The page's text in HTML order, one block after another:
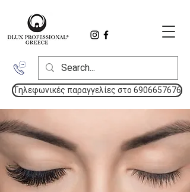
Τηλεφωνικές παραγγελίες στο 6906657676